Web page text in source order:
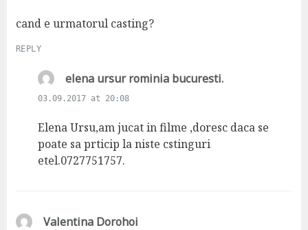
s
cand e urmatorul casting?
REPLY
elena ursur rominia bucuresti.s
s
03.09.2017 at 20:08
Elena Ursu,am jucat in filme ,doresc daca se
poate sa prticip la niste cstinguri
etel.0727751757.
Valentina Dorohois